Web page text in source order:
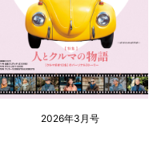
2026年3月号